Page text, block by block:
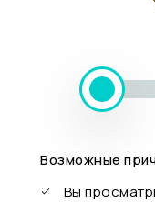
Возможные
Вы